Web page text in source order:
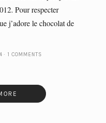
Pour respecter
j’adore le chocolat de
1 COMMENTS